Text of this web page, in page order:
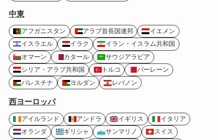
中東
アフガニスタン アラブ首長国連邦
イエメン
イスラエル
イラク
イラン・イスラム共和国
オマーン
カタール
サウジアラビア
シリア・アラブ共和国
トルコ
バーレーン
パレスチナ
ヨルダン レバノン
西ヨーロッパ
アイルランド アンドラ イギリス
イタリア
オランダ
ギリシャ サンマリノ
スイス